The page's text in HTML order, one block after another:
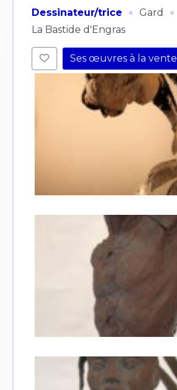
Dessinateur/trice · Gard ·
La Bastide d'Engras
Ses œuvres à la vente